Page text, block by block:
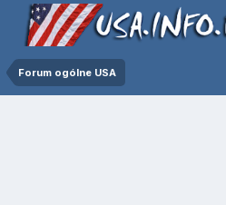
Forum ogólne USA